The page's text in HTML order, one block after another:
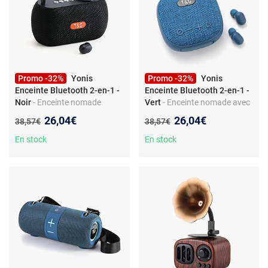
Promo -32%
Yonis
Enceinte Bluetooth 2-en-1 -
Noir- Enceinte nomade
TWS et micro — FM — entrée
AUX — lecture USB/TF — son
Ancien prix :
38,57€ Nouveau prix :
26,04€
En stock
Promo -32%
Yonis
Enceinte Bluetooth 2-en-1 -
Vert - Enceinte nomade avec
5.3 - Tuner FM - Micro intégré
- Entrée jack 3,5 mm - Lecture
Ancien prix :
38,57€ Nouveau prix :
26,04€
En stock